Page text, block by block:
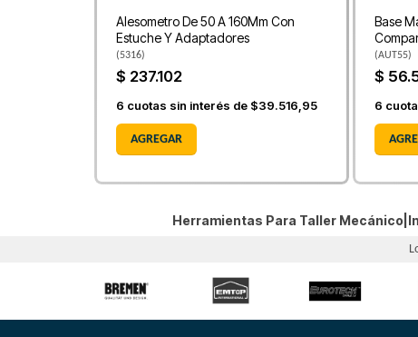
Alesometro De 50 A 160Mm Con
Estuche Y Adaptadores
(5316)
$ 237.102
6 cuotas sin interés de $39.516,95
AGREGAR
Base
(AUT55)
$
6
Herramientas Para Taller